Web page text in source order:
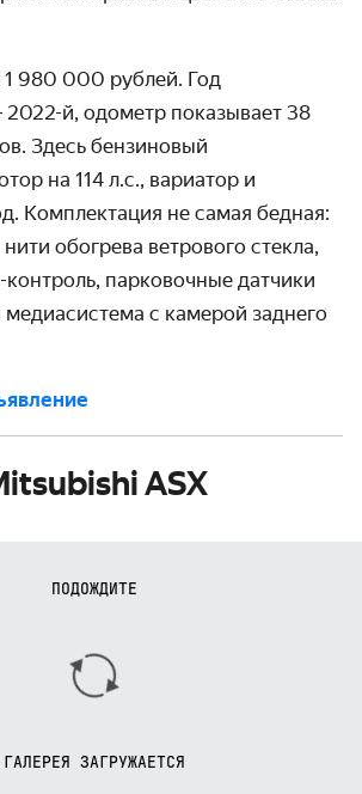
1 980 000 рублей. Год
й, одометр показывает 38
Здесь бензиновый
на 114 л.с., вариатор и
Комплектация не самая бедная:
обогрева ветрового стекла,
контроль, парковочные датчики
медиасистема с камерой заднего
ASX
ПОДОЖДИТЕ
ГАЛЕРЕЯ ЗАГРУЖАЕТСЯ